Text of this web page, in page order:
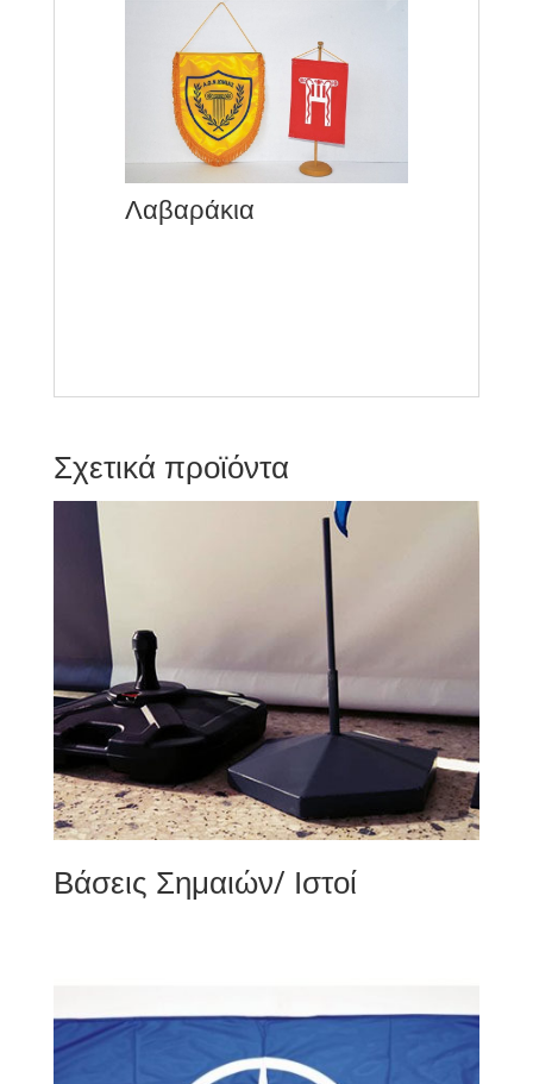
Λαβαράκια
Σχετικά προϊόντα
Βάσεις Σημαιών/ Ιστοί